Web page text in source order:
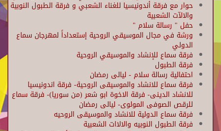
حوار مع فرقة أندونيسيا للغناء الشعبي و فرقة الطبول النوبية
والالآت الشعبية
حفل " رسالة سلام "
ورشة في مجال الموسيقي الروحية إستعداداً لمهرجان سماع
الدولي
فرقة سماع للإنشاد والموسيقي الروحية
فرقة الطبول
احتفالية رسالة سلام - ليالى رمضان
فرقة سماع للانشاد والموسيقى الروحية- فرقة اندونيسيا
للانشاد الدينى- فرقة الاخوة ابو شعر (من سوريا)- فرقة سماع
للرقص الصوفى المولوى- ليالى رمضان
فرقة سماع الدولية للانشاد والموسيقى الروحيه
فرقة الطبول النوبيه والالاات الشعبية